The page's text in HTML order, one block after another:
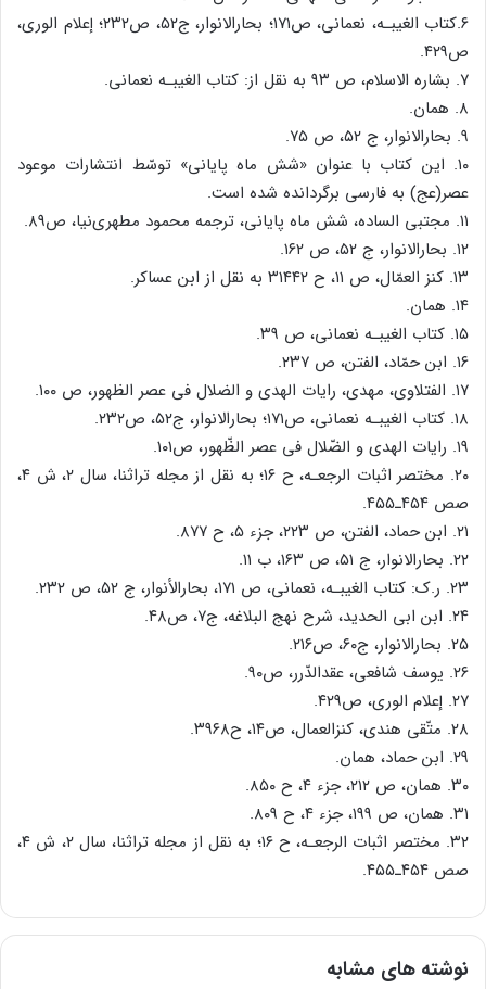
۶.کتاب الغیبـه، نعمانی، ص۱۷۱؛ بحارالانوار، ج۵۲، ص۲۳۲؛ إعلام الوری،
ص۴۲۹.
۷. بشاره الاسلام، ص ۹۳ به نقل از: کتاب الغیبـه نعمانی.
۸. همان.
۹. بحارالانوار، ج ۵۲، ص ۷۵.
۱۰. این کتاب با عنوان «شش ماه پایانی» توسّط انتشارات موعود
عصر(عج) به فارسی برگردانده شده است.
۱۱. مجتبی الساده، شش ماه پایانی، ترجمه محمود مطهری‌نیا، ص۸۹.
۱۲. بحارالانوار، ج ۵۲، ص ۱۶۲.
۱۳. کنز العمّال، ص ۱۱، ح ۳۱۴۴۲ به نقل از ابن عساکر.
۱۴. همان.
۱۵. کتاب الغیبـه نعمانی، ص ۳۹.
۱۶. ابن حمّاد، الفتن، ص ۲۳۷.
۱۷. الفتلاوی، مهدی، رایات الهدی و الضلال فی عصر الظهور، ص ۱۰۰.
۱۸. کتاب الغیبـه نعمانی، ص۱۷۱؛ بحارالانوار، ج۵۲، ص۲۳۲.
۱۹. رایات الهدی و الضّلال فی عصر الظّهور، ص۱۰۱.
۲۰. مختصر اثبات الرجعـه، ح ۱۶؛ به نقل از مجله تراثنا، سال ۲، ش ۴،
صص ۴۵۴ـ۴۵۵.
۲۱. ابن حماد، الفتن، ص ۲۲۳، جزء ۵، ح ۸۷۷.
۲۲. بحارالانوار، ج ۵۱، ص ۱۶۳، ب ۱۱.
۲۳. ر.ک: کتاب الغیبـه، نعمانی، ص ۱۷۱، بحارالأنوار، ج ۵۲، ص ۲۳۲.
۲۴. ابن ابی الحدید، شرح نهج البلاغه، ج۷، ص۴۸.
۲۵. بحارالانوار، ج۶۰، ص۲۱۶.
۲۶. یوسف شافعی، عقدالدّرر، ص۹۰.
۲۷. إعلام الوری، ص۴۲۹.
۲۸. متّقی هندی، کنزالعمال، ص۱۴، ح۳۹۶۸.
۲۹. ابن حماد، همان.
۳۰. همان، ص ۲۱۲، جزء ۴، ح ۸۵۰.
۳۱. همان، ص ۱۹۹، جزء ۴، ح ۸۰۹.
۳۲. مختصر اثبات الرجعـه، ح ۱۶؛ به نقل از مجله تراثنا، سال ۲، ش ۴،
صص ۴۵۴ـ۴۵۵.
نوشته های مشابه